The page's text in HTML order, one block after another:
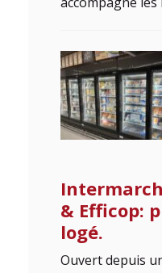
& Efficop:
logé.
Ouvert depuis